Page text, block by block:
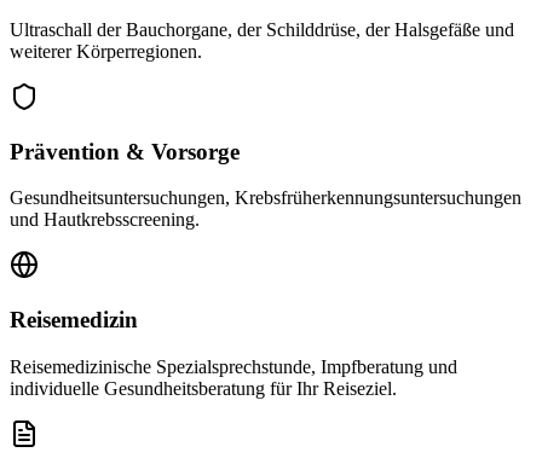
Ultraschall der Bauchorgane, der Schilddrüse, der Halsgefäße und
weiterer Körperregionen.
Prävention & Vorsorge
Gesundheitsuntersuchungen, Krebsfrüherkennungsuntersuchungen
und Hautkrebsscreening.
Reisemedizin
Reisemedizinische Spezialsprechstunde, Impfberatung und
individuelle Gesundheitsberatung für Ihr Reiseziel.